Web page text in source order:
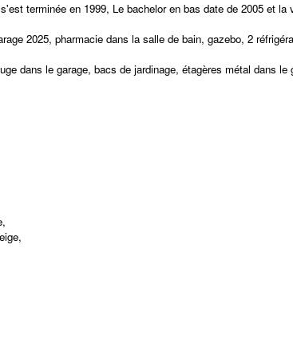
terminée en 1999, Le bachelor en bas date de 2005 et la
2025, pharmacie dans la salle de bain, gazebo, 2
dans le garage, bacs de jardinage, étagères métal dans le